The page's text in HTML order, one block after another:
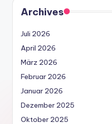
Archives
Juli 2026
April 2026
März 2026
Februar 2026
Januar 2026
Dezember 2025
Oktober 2025